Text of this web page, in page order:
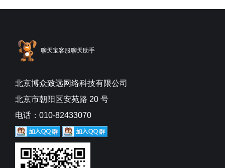
聊天宝客服聊天助手
北京博众致远网络科技有限公司
北京市朝阳区安苑路 20 号
电话：010-82433070